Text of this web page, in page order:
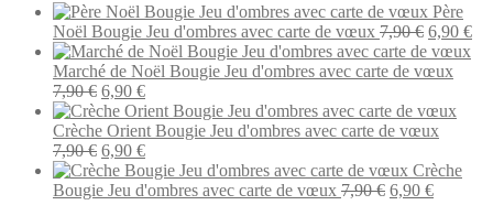
Père
Noël Bougie Jeu d'ombres avec carte de vœux 7,90€ Le
prix
initial
7,90 €.
6,90 €Le
Marché de Noël Bougie Jeu d'ombres avec carte de vœux
7,90€ Le
prix
initial
était :
7,90 €.
6,90 €Le
prix
actuel
est :
6,90 €.
Crèche Orient Bougie Jeu d'ombres avec carte de vœux
7,90€ Le
prix
initial
6,90 €Le
prix
actuel
Crèche
Bougie Jeu d'ombres avec carte de vœux 7,90€ Le
6,90 €Le